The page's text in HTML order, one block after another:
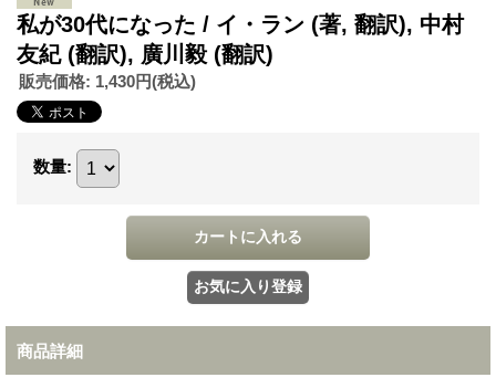
私が30代になった / イ・ラン (著, 翻訳), 中村
友紀 (翻訳), 廣川毅 (翻訳)
販売価格: 1,430円(税込)
数量:
商品詳細